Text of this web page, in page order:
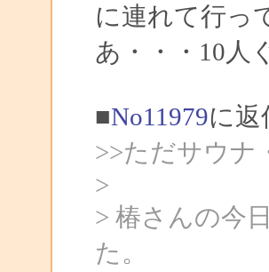
に連れて行っ
あ・・・10人
■No11979に返
>>ただサウナ
>
> 椿さんの今
た。